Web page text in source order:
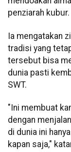
penziarah kubur.
Ia mengatakan
tradisi yang
tersebut bisa
dunia pasti
SWT.
"Ini membuat
dengan
di dunia ini
kapan saja,"